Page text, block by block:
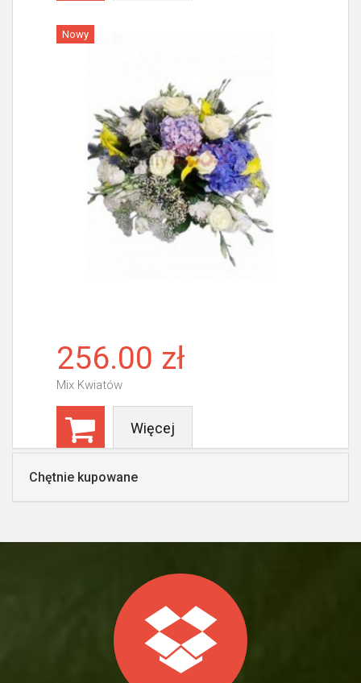
Nowy
256.00 zł
Mix Kwiatów
Więcej
Chętnie kupowane